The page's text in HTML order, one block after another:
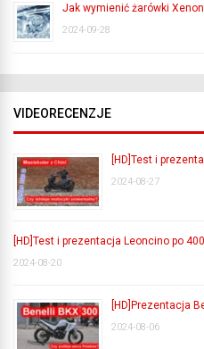
Jak wymienić żarówki
2024-09-28
VIDEORECENZJE
[HD]Test i
2024-08-27
[HD]Test i prezentacja Leoncino po
2024-08-20
[HD]Prezentacja
2024-08-06